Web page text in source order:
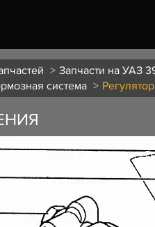
Запчасти на УАЗ
система